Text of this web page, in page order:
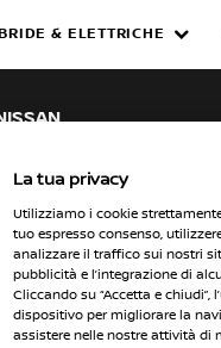
& ELETTRICHE
La tua privacy
Utilizziamo i cookie
tuo espresso consenso,
analizzare il traffico sui nostri
pubblicità e l’integrazione di
Cliccando su “Accetta e chiudi”,
dispositivo per migliorare la
assistere nelle nostre attività di